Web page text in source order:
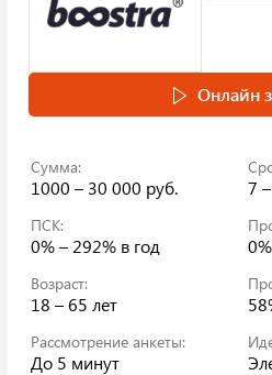
Онлайн
Сумма:
1000 – 30 000 руб. 7
ПСК:
0% – 292% в год
Возраст:
18 – 65 лет
Рассмотрение анкеты:
До 5 минут